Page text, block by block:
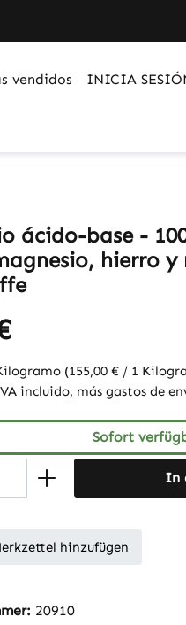
vendidos INICIA
ácido-base -
hierro y
(155,00 € / 1
incluido, más gastos de
Sofort
In
hinzufügen
20910